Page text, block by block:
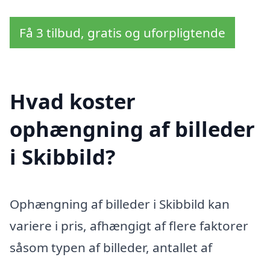
Få 3 tilbud, gratis og uforpligtende
Hvad koster
ophængning af billeder
i Skibbild?
Ophængning af billeder i Skibbild kan
variere i pris, afhængigt af flere faktorer
såsom typen af billeder, antallet af